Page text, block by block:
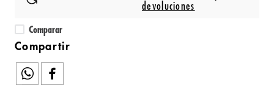
devoluciones
Comparar